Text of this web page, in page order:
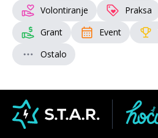
Volontiranje
Praksa
Grant
Event
Ostalo